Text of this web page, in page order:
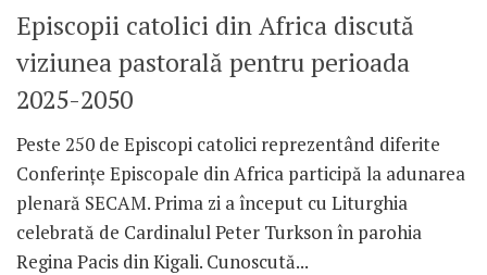
Episcopii catolici din Africa discută
viziunea pastorală pentru perioada
2025-2050
Peste 250 de Episcopi catolici reprezentând diferite
Conferințe Episcopale din Africa participă la adunarea
plenară SECAM. Prima zi a început cu Liturghia
celebrată de Cardinalul Peter Turkson în parohia
Regina Pacis din Kigali. Cunoscută...